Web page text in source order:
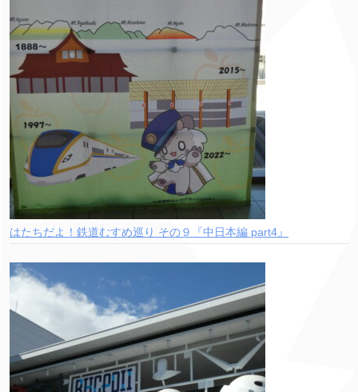
はたちだよ！鉄道むすめ巡り その９『中日本編 part4』